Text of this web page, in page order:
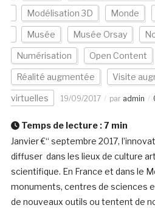
Modélisation 3D Monde
Musée Musée Orsay
Numérisation Open Content
Réalité augmentée Visite
virtuelles 19/09/2017 par admin
Temps de lecture :7 min
Janvier €“ septembre 2017,
diffuser dans les lieux de culture
scientifique. En France et dans le
monuments, centres de sciences
de nouveaux outils ou tentent de